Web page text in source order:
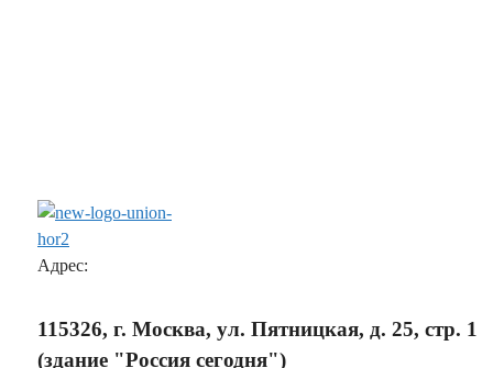
Адрес:
115326, г. Москва, ул. Пятницкая, д. 25, стр. 1
(здание "Россия сегодня")